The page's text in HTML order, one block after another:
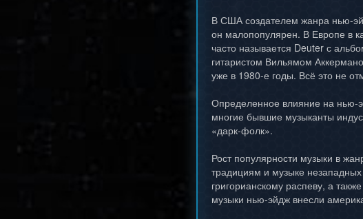
В США создателем жанра нью-
он малопопулярен. В Европе в
часто называется Deuter с
гитаристом Вильямом
уже в 1980-е годы. Всё это не
Определенное влияние на нью-
многие бывшие музыканты
«дарк-фолк».
Рост популярности музыки в
традициям и музыке
григорианскому распеву, а
музыки нью-эйдж внесли